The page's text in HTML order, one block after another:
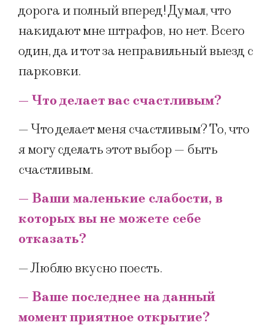
дорога и полный вперед! Думал, что
накидают мне штрафов, но нет. Всего
один, да и тот за неправильный выезд с
парковки.
— Что делает вас счастливым?
— Что делает меня счастливым? То, что
я могу сделать этот выбор — быть
счастливым.
— Ваши маленькие слабости, в
которых вы не можете себе
отказать?
— Люблю вкусно поесть.
— Ваше последнее на данный
момент приятное открытие?